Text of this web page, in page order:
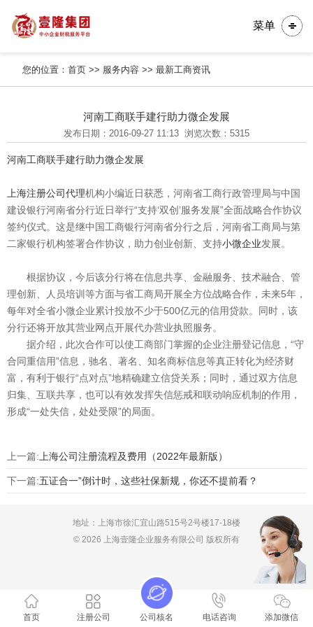
菜单
您的位置：首页 >> 服务内容 >>最新工商资讯
河南工商联手建行助力微企发展
发布日期：2016-09-27 11:13 浏览次数：5315
河南工商联手建行助力微企发展
上海注册公司代理机构小编近日获悉，河南省工商行政管理局与中国
建设银行河南省分行近日举行“支持‘双创’服务发展”全面战略合作协议
签约仪式。这是继中国工商银行河南省分行之后，河南省工商局与第
二家银行机构签署合作协议，助力创业创新、支持小微企业发展。
根据协议，今后该分行将在信息共享、金融服务、技术融合、管
理创新、人员培训等方面与省工商局开展全方位战略合作，未来5年，
每年对全省小微企业累计投放不少于500亿元的信用贷款。同时，该
分行还将开放其营业网点开展代办营业执照服务。
据介绍，此次合作可以使工商部门掌握的企业注册登记信息，“守
合同重信用”信息，驰名、著名、知名商标信息等真正转化为经济财
富，有利于银行“点对点”地精确建立信贷关系；同时，通过双方信息
归集、互联共享，也可以有效发挥失信惩戒和联动响应机制的作用，
形成“一处失信，处处受限”的局面。
上一篇: 上海公司注册流程及费用（2022年最新版）
下一篇:五证合一”倒计时，这些社保新规，你还不提前看？
地址：上海市徐汇宜山路515号2号楼17-18楼
© 2026 上海壹隆企业服务有限公司 版权所有
首页 注册公司 公司核名 电话咨询 添加微信